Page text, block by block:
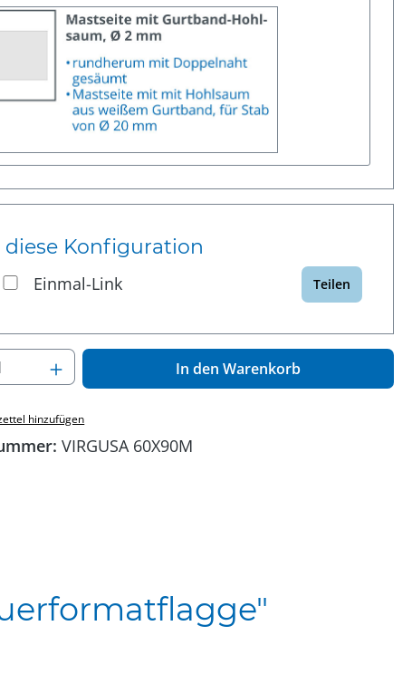
diese Konfiguration
Einmal-Link Teilen
Anzahl: Gib den gewünschten Wert
In den Warenkorb
hinzufügen
VIRGUSA 60X90M